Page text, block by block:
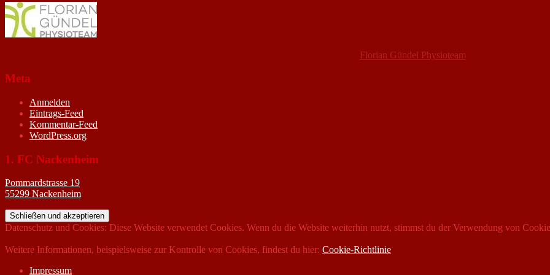
Florian Gündel Physioteam
Meta
Anmelden
Eintrags-Feed
Kommentar-Feed
WordPress.org
1. FC Nackenheim
Pommardstrasse 19
55299 Nackenheim
Datenschutz und Cookies: Diese Website verwendet Cookies. Wenn du die Website weiterhin nutzt, stimmst du der Verwendung von
Weitere Informationen, beispielsweise zur Kontrolle von Cookies, findest du hier: Cookie-Richtlinie
Impressum